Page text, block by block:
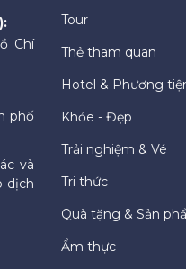
Chí
phố
và
dịch
Tour
Thẻ tham quan
Hotel & Phương
Khỏe - Đẹp
Trải nghiệm & Vé
Tri thức
Quà tặng & Sản
Ẩm thực